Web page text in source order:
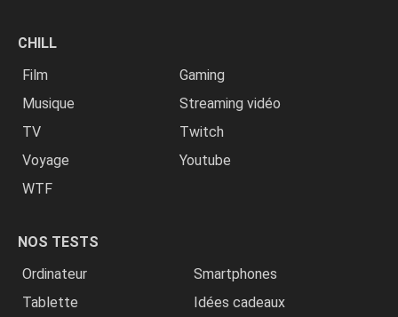
CHILL
Film
Gaming
Musique
Streaming vidéo
TV
Twitch
Voyage
Youtube
WTF
NOS TESTS
Ordinateur
Smartphones
Tablette
Idées cadeaux